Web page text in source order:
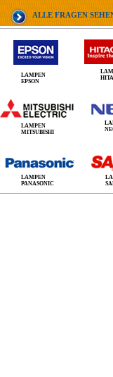
ALLE FRAGEN
LAMPEN
EPSON
LAMPEN
MITSUBISHI
LAMPEN
PANASONIC